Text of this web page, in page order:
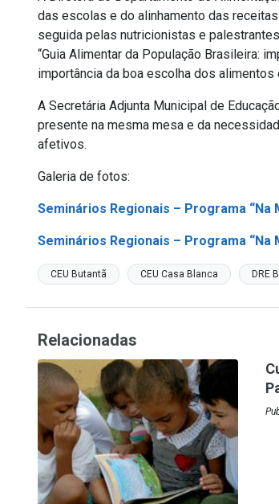
das escolas e do alinhamento das
seguida pelas nutricionistas e
“Guia Alimentar da População Brasileira:
importância da boa escolha dos
A Secretária Adjunta Municipal de
presente na mesma mesa e da
afetivos.
Galeria de fotos:
Seminários Regionais – Programa “Na
Seminários Regionais – Programa “Na
CEU Butantã CEU Casa Blanca DRE
Relacionadas